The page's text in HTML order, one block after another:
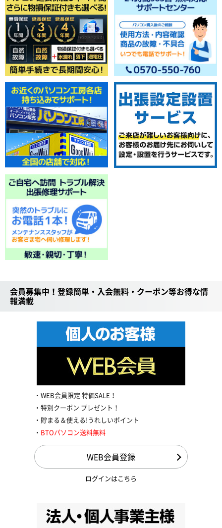
会員募集中！登録簡単・入会無料・クーポン等お得な情
報満載
WEB会員限定 特価SALE！
特別クーポン プレゼント！
貯まる＆使える!うれしいポイント
BTOパソコン送料無料
WEB会員登録
ログインはこちら